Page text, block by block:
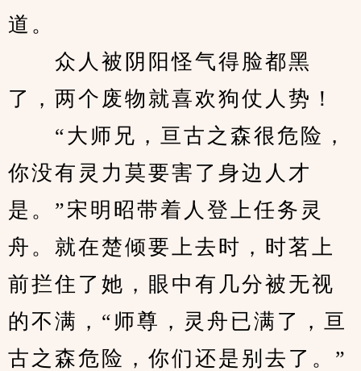
道。
众人被阴阳怪气得脸都黑
了，两个废物就喜欢狗仗人势！
“大师兄，亘古之森很危险，
你没有灵力莫要害了身边人才
是。”宋明昭带着人登上任务灵
舟。就在楚倾要上去时，时茗上
前拦住了她，眼中有几分被无视
的不满，“师尊，灵舟已满了，亘
古之森危险，你们还是别去了。”